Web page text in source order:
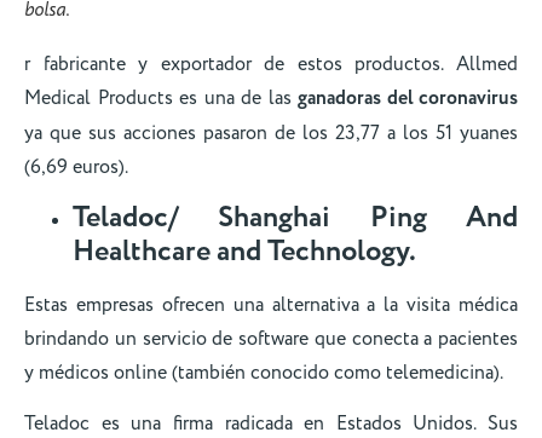
bolsa.
r fabricante y exportador de estos productos. Allmed
Medical Products es una de las ganadoras del coronavirus
ya que sus acciones pasaron de los 23,77 a los 51 yuanes
(6,69 euros).
Teladoc/ Shanghai Ping And
Healthcare and Technology.
Estas empresas ofrecen una alternativa a la visita médica
brindando un servicio de software que conecta a pacientes
y médicos online (también conocido como telemedicina).
Teladoc es una firma radicada en Estados Unidos. Sus